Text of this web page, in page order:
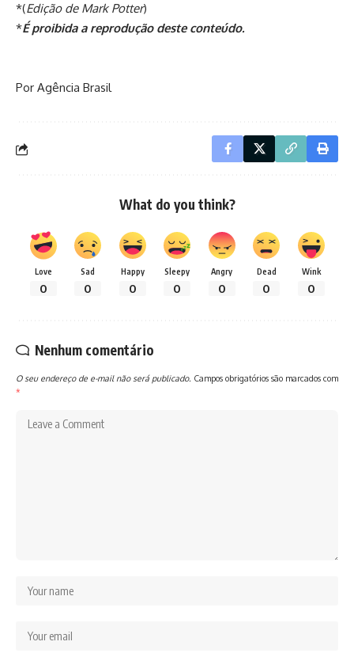
*(Edição de Mark Potter)
*É proibida a reprodução deste conteúdo.
Por Agência Brasil
What do you think?
Love
0
Sad
0
Happy
0
Sleepy
0
Angry
0
Dead
0
Wink
0
Nenhum comentário
O seu endereço de e-mail não será publicado. Campos obrigatórios são marcados com
*